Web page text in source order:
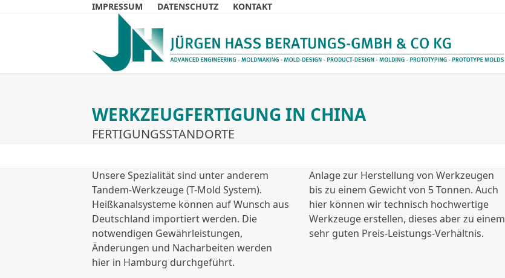
IMPRESSUM DATENSCHUTZ KONTAKT
WERKZEUGFERTIGUNG IN CHINA
FERTIGUNGSSTANDORTE
Unsere Spezialität sind unter anderem
Tandem-Werkzeuge (T-Mold System).
Heißkanalsysteme können auf Wunsch aus
Deutschland importiert werden. Die
notwendigen Gewährleistungen,
Änderungen und Nacharbeiten werden
hier in Hamburg durchgeführt.
Anlage zur Herstellung von Werkzeugen
bis zu einem Gewicht von 5 Tonnen. Auch
hier können wir technisch hochwertige
Werkzeuge erstellen, dieses aber zu einem
sehr guten Preis-Leistungs-Verhältnis.